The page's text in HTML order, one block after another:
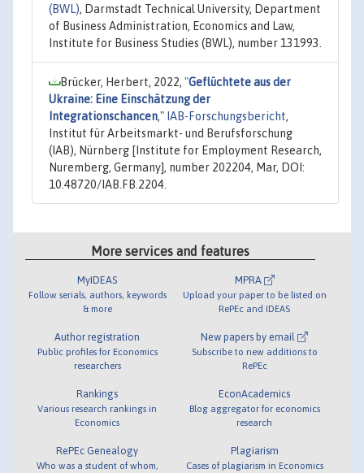
(BWL), Darmstadt Technical University, Department
of Business Administration, Economics and Law,
Institute for Business Studies (BWL), number 131993.
Brücker, Herbert, 2022, "Geflüchtete aus der
Ukraine: Eine Einschätzung der
Integrationschancen," IAB-Forschungsbericht,
Institut für Arbeitsmarkt- und Berufsforschung
(IAB), Nürnberg [Institute for Employment Research,
Nuremberg, Germany], number 202204, Mar, DOI:
10.48720/IAB.FB.2204.
More services and features
MyIDEAS
Follow serials, authors, keywords
& more
Author registration
Public profiles for Economics
researchers
Rankings
Various research rankings in
Economics
RePEc Genealogy
Who was a student of whom,
MPRA
Upload your paper to be listed on
RePEc and IDEAS
New papers by email
Subscribe to new additions to
RePEc
EconAcademics
Blog aggregator for economics
research
Plagiarism
Cases of plagiarism in Economics